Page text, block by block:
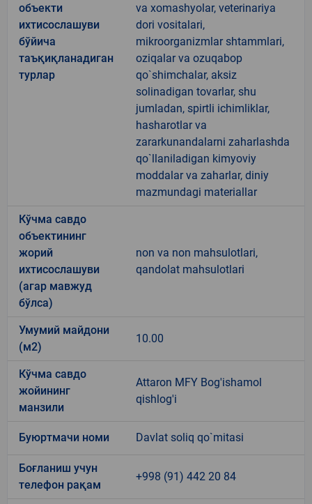
объекти
ихтисослашуви
бўйича
таъқиқланадиган
турлар
va xomashyolar, veterinariya
dori vositalari,
mikroorganizmlar shtammlari,
oziqalar va ozuqabop
qo`shimchalar, aksiz
solinadigan tovarlar, shu
jumladan, spirtli ichimliklar,
hasharotlar va
zararkunandalarni zaharlashda
qo`llaniladigan kimyoviy
moddalar va zaharlar, diniy
mazmundagi materiallar
Кўчма савдо
объектининг
жорий
ихтисослашуви
(агар мавжуд
бўлса)
non va non mahsulotlari,
qandolat mahsulotlari
Умумий майдони
(м2)
10.00
Кўчма савдо
жойининг
манзили
Attaron MFY Bog'ishamol
qishlog'i
Буюртмачи номи Davlat soliq qo`mitasi
Боғланиш учун
телефон рақам
+998 (91) 442 20 84